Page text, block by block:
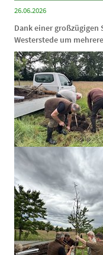
26.06.2026
Dank einer großzügigen
Westerstede um